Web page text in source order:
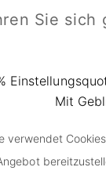
wenn es sich
handelt, gilt
ist, wird
Sie sich
Mit
verwendet